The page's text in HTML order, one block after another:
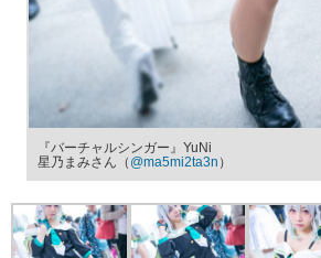
『バーチャルシンガー』YuNi
星乃まみさん（ @ma5mi2ta3n ）